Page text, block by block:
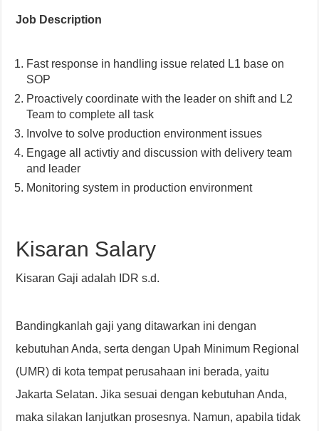
Job Description
Fast response in handling issue related L1 base on
SOP
Proactively coordinate with the leader on shift and L2
Team to complete all task
Involve to solve production environment issues
Engage all activtiy and discussion with delivery team
and leader
Monitoring system in production environment
Kisaran Salary
Kisaran Gaji adalah IDR s.d.
Bandingkanlah gaji yang ditawarkan ini dengan
kebutuhan Anda, serta dengan Upah Minimum Regional
(UMR) di kota tempat perusahaan ini berada, yaitu
Jakarta Selatan. Jika sesuai dengan kebutuhan Anda,
maka silakan lanjutkan prosesnya. Namun, apabila tidak